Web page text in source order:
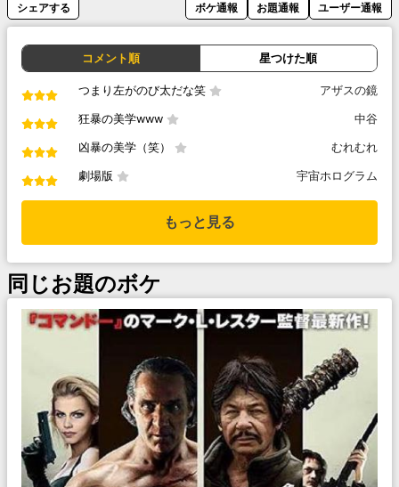
シェアする ボケ通報 お題通報 ユーザー通報
コメント順 星つけた順
つまり左がのび太だな笑 アザスの鏡
狂暴の美学www 中谷
凶暴の美学（笑） むれむれ
劇場版 宇宙ホログラム
もっと見る
同じお題のボケ